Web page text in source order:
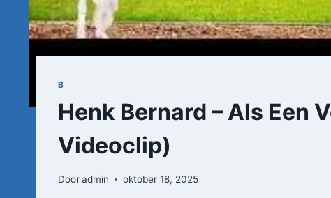
B
Henk Bernard – Als Een
Videoclip)
Dooradmin oktober 18, 2025